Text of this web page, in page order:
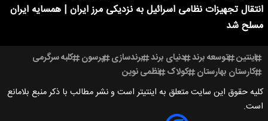
انتقال تجهیزات نظامی اسرائیل به نزدیکی مرز ایران | همسایه ایران
مسلح شد
اینتین توسعه برند دنیای برند برندسازی پرسون کلبه سرگرمی
کارستان بهارستان کولاک نظمی نوین
کلیه حقوق این سایت متعلق به اینتیتر است و نشر مطالب با ذکر منبع بلامانع
است.